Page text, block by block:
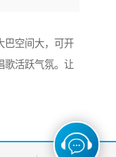
巴空间大，可开
歌活跃气氛。让